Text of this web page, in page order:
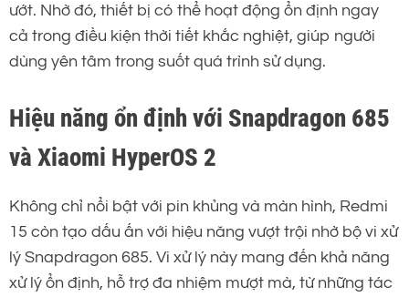
ướt. Nhờ đó, thiết bị có thể hoạt động ổn định ngay
cả trong điều kiện thời tiết khắc nghiệt, giúp người
dùng yên tâm trong suốt quá trình sử dụng.
Hiệu năng ổn định với Snapdragon 685
và Xiaomi HyperOS 2
Không chỉ nổi bật với pin khủng và màn hình, Redmi
15 còn tạo dấu ấn với hiệu năng vượt trội nhờ bộ vi xử
lý Snapdragon 685. Vi xử lý này mang đến khả năng
xử lý ổn định, hỗ trợ đa nhiệm mượt mà, từ những tác